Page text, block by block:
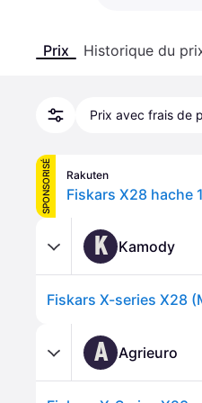
Prix Historique du
Prix avec frais de
SPONSORISÉ Rakuten
Fiskars X28 hache
K Kamody
Fiskars X-series X28
A Agrieuro